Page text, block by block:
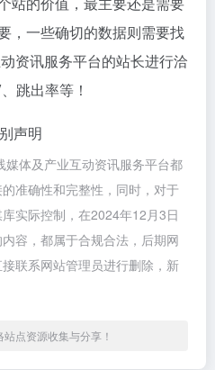
，一些确切的数据则需要找
资讯服务平台的站长进行洽
跳出率等！
声明
体及产业互动资讯服务平台都
准确性和完整性，同时，对于
实际控制，在2024年12月3日
容，都属于合规合法，后期网
联系网站管理员进行删除，新
点资源收集与分享！